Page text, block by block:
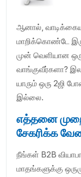
ஆனால்,
மாறிக்கொண்டே
முன் வெளியான
வாங்குவீர்களா?
யாரும் ஒரு 2ஜி
இல்லை.
எத்தனை
சேகரிக்க
நீங்கள் B2B
மாதங்களுக்கு